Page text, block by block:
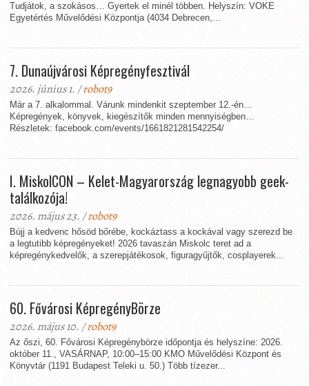
Tudjátok, a szokásos… Gyertek el minél többen. Helyszín: VOKE
Egyetértés Művelődési Központja (4034 Debrecen,...
7. Dunaújvárosi Képregényfesztivál
2026. június 1. /robot9
Már a 7. alkalommal. Várunk mindenkit szeptember 12.-én…
Képregények, könyvek, kiegészítők minden mennyiségben…
Részletek: facebook.com/events/1661821281542254/
I. MiskolCON – Kelet-Magyarország legnagyobb geek-
találkozója!
2026. május 23. /robot9
Bújj a kedvenc hősöd bőrébe, kockáztass a kockával vagy szerezd be
a legtutibb képregényeket! 2026 tavaszán Miskolc teret ad a
képregénykedvelők, a szerepjátékosok, figuragyűjtők, cosplayerek...
60. Fővárosi KépregényBörze
2026. május 10. /robot9
Az őszi, 60. Fővárosi Képregénybörze időpontja és helyszíne: 2026.
október 11., VASÁRNAP, 10:00–15:00 KMO Művelődési Központ és
Könyvtár (1191 Budapest Teleki u. 50.) Több tízezer...